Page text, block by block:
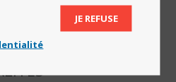
JE REFUSE